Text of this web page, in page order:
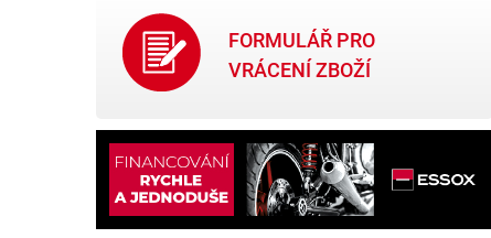
FORMULÁŘ PRO
VRÁCENÍ ZBOŽÍ